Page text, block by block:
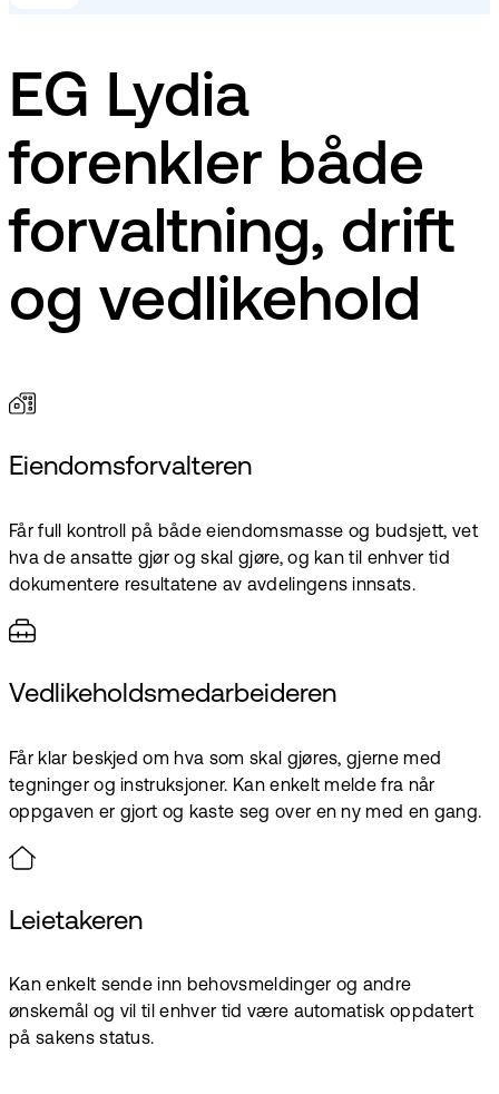
EG Lydia
forenkler både
forvaltning, drift
og vedlikehold
Eiendomsforvalteren
Får full kontroll på både eiendomsmasse og budsjett, vet
hva de ansatte gjør og skal gjøre, og kan til enhver tid
dokumentere resultatene av avdelingens innsats.
Vedlikeholdsmedarbeideren
Får klar beskjed om hva som skal gjøres, gjerne med
tegninger og instruksjoner. Kan enkelt melde fra når
oppgaven er gjort og kaste seg over en ny med en gang.
Leietakeren
Kan enkelt sende inn behovsmeldinger og andre
ønskemål og vil til enhver tid være automatisk oppdatert
på sakens status.